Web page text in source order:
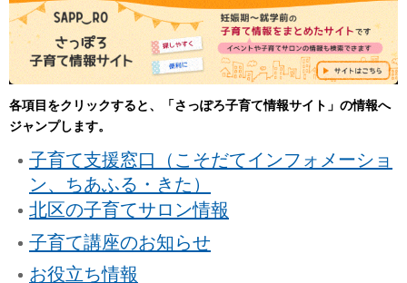
各項目をクリックすると、「さっぽろ子育て情報サイト」の情報へ
ジャンプします。
子育て支援窓口（こそだてインフォメーショ
ン、ちあふる・きた）
北区の子育てサロン情報
子育て講座のお知らせ
お役立ち情報